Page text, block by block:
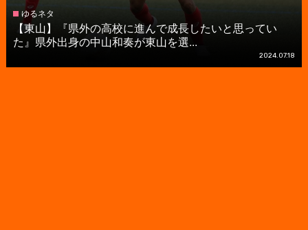
ゆるネタ
【東山】『県外の高校に進んで成長したいと思ってい
た』県外出身の中山和奏が東山を選...
2024.07.18